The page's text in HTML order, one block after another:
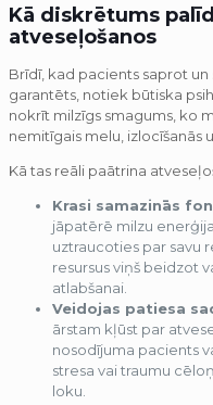
Kā diskrētums
atveseļošanos
Brīdī, kad pacients saprot
garantēts, notiek būtiska
nokrīt milzīgs smagums, ko
nemitīgais melu, izlocīšanās
Kā tas reāli paātrina
Krasi samazinās
jāpatērē milzu
uztraucoties par savu
resursus viņš beidzot
atlabšanai.
Veidojas patiesa
ārstam kļūst par
nosodījuma pacients
stresa vai traumu
loku.